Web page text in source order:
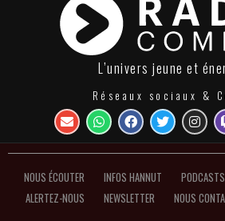
L’univers jeune et
Réseaux sociaux &
NOUS ÉCOUTER INFOS HANNUT PODCASTS
ALERTEZ-NOUS
NEWSLETTER NOUS